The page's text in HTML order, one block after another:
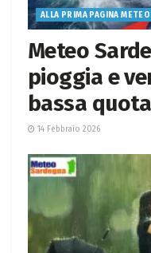
ALLA PRIMA PAGINA METEO
Meteo
pioggia e
bassa quota
14 Febbraio 2026